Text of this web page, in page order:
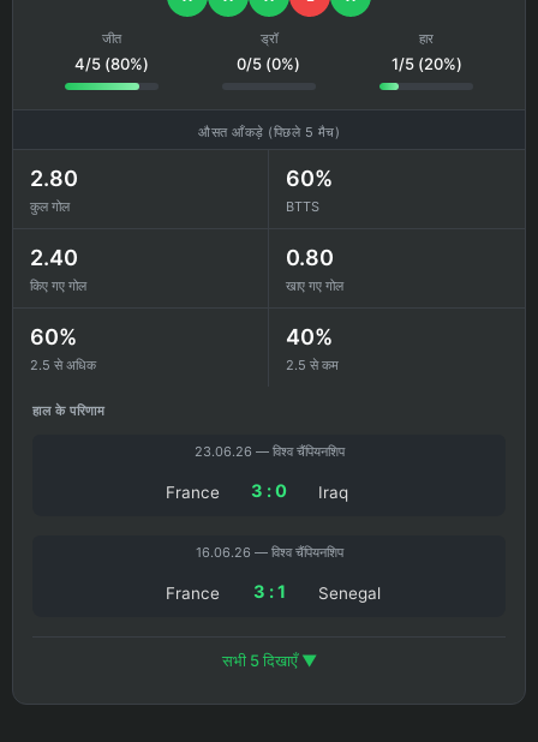
जीत
4/5 (80%)
ड्रॉ
0/5 (0%)
हार
1/5 (20%)
औसत आँकड़े (पिछले 5 मैच)
2.80
कुल गोल
60%
BTTS
2.40
किए गए गोल
0.80
खाए गए गोल
60%
2.5 से अधिक
40%
2.5 से कम
हाल के परिणाम
23.06.26 — विश्व चैंपियनशिप
France 3 : 0 Iraq
16.06.26 — विश्व चैंपियनशिप
France 3 : 1 Senegal
सभी 5 दिखाएँ ▼